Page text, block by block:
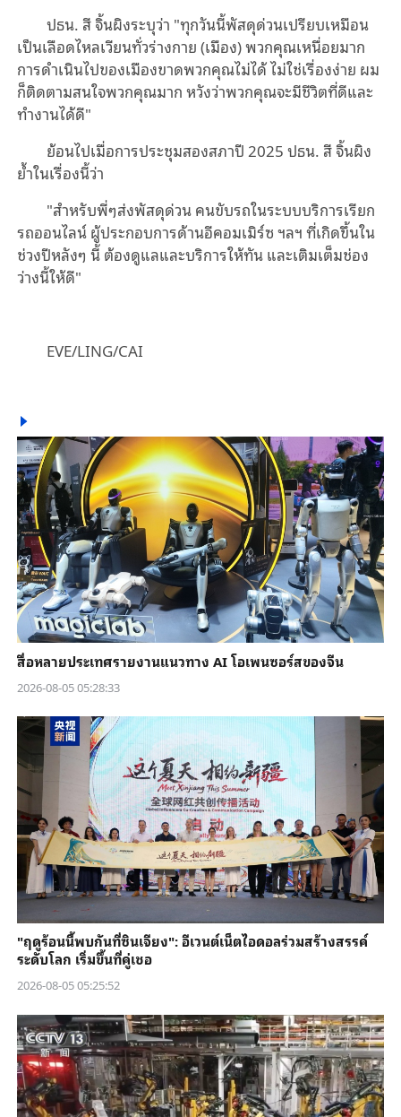
ปธน. สี จิ้นผิงระบุว่า "ทุกวันนี้พัสดุด่วนเปรียบเหมือน
เป็นเลือดไหลเวียนทั่วร่างกาย (เมือง) พวกคุณเหนื่อยมาก
การดำเนินไปของเมืองขาดพวกคุณไม่ได้ ไม่ใช่เรื่องง่าย ผม
ก็ติดตามสนใจพวกคุณมาก หวังว่าพวกคุณจะมีชีวิตที่ดีและ
ทํางานได้ดี"
ย้อนไปเมื่อการประชุมสองสภาปี 2025 ปธน. สี จิ้นผิง
ย้ำในเรื่องนี้ว่า
"สําหรับพี่ๆส่งพัสดุด่วน คนขับรถในระบบบริการเรียก
รถออนไลน์ ผู้ประกอบการด้านอีคอมเมิร์ซ ฯลฯ ที่เกิดขึ้นใน
ช่วงปีหลังๆ นี้ ต้องดูแลและบริการให้ทัน และเติมเต็มช่อง
ว่างนี้ให้ดี"
EVE/LING/CAI
สื่อหลายประเทศรายงานแนวทาง AI โอเพนซอร์สของจีน
2026-08-05 05:28:33
"ฤดูร้อนนี้พบกันที่ซินเจียง": อีเวนต์เน็ตไอดอลร่วมสร้างสรรค์
ระดับโลก เริ่มขึ้นที่คู่เชอ
2026-08-05 05:25:52